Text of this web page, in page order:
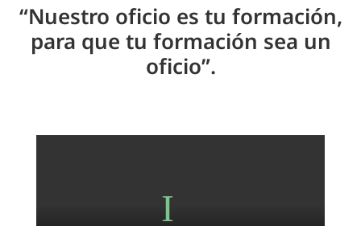
“Nuestro oficio es tu formación,
para que tu formación sea un
oficio”.